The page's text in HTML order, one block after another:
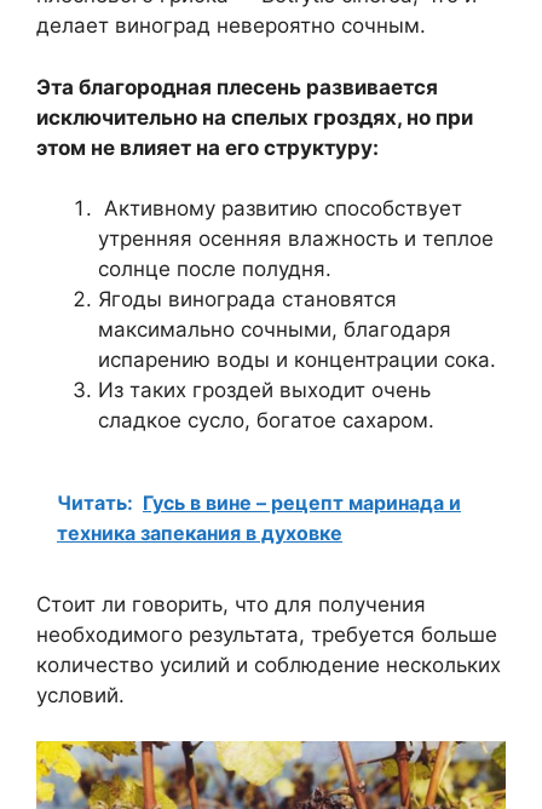
делает виноград невероятно сочным.
Эта благородная плесень развивается
исключительно на спелых гроздях, но при
этом не влияет на его структуру:
Активному развитию способствует
утренняя осенняя влажность и теплое
солнце после полудня.
Ягоды винограда становятся
максимально сочными, благодаря
испарению воды и концентрации сока.
Из таких гроздей выходит очень
сладкое сусло, богатое сахаром.
Читать: Гусь в вине – рецепт маринада и
техника запекания в духовке
Стоит ли говорить, что для получения
необходимого результата, требуется больше
количество усилий и соблюдение нескольких
условий.